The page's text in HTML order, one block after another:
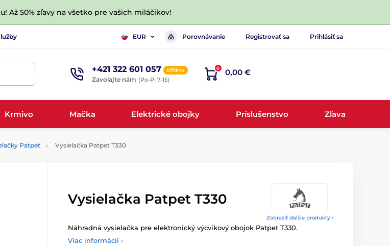
Až 50% zľavy na všetko pre vašich miláčikov!
EUR Porovnávanie Registrovať sa Prihlásiť sa
+421 322 601 057 offline
Zavolajte nám (Po-Pi 7-15)
0 0,00 €
Krmivo Mačka Elektrické obojky Príslušenstvo Zľava
Patpet Vysielačka Patpet T330
Zobraziť ďalšie produkty ›
Vysielačka Patpet T330
Náhradná vysielačka pre elektronický výcvikový obojok Patpet T330.
Viac informácií ›